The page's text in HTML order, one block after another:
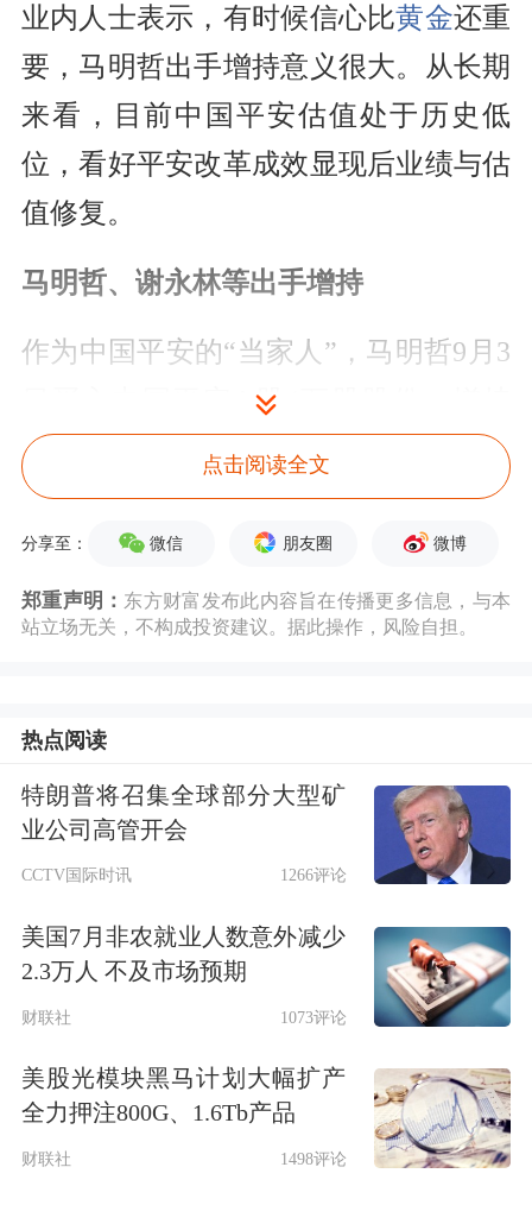
业内人士表示，有时候信心比黄金还重
要，马明哲出手增持意义很大。从长期
来看，目前中国平安估值处于历史低
位，看好平安改革成效显现后业绩与估
值修复。
马明哲、谢永林等出手增持
作为中国平安的“当家人”，马明哲9月3
日买入中国平安A股4万股股份。增持
后，马明哲共持有中国平安A股股份
184.32万股。
下，对中国平安来说，信心比黄金还要
马明哲之外，平安一众董监高也出手增
持。数据显示，8月27日，中国平安中
国平安执行董事、总经理兼联席CEO谢
永林和监事会主席孙建一率先增持，分
别买入0.98万股和10万股，随后高管们
相继增持。截至9月3日，7位中国平安
高管共买入A股股份16.88万股，大概花
费872万元。
点击阅读全文
分享至： 微信 朋友圈 微博
郑重声明： 东方财富发布此内容旨在传播更多信息，与本
站立场无关，不构成投资建议。据此操作，风险自担。
热点阅读
特朗普将召集全球部分大型矿
业公司高管开会
CCTV国际时讯 1266评论
美国7月非农就业人数意外减少
2.3万人 不及市场预期
财联社 1073评论
美股光模块黑马计划大幅扩产
全力押注800G、1.6Tb产品
财联社 1498评论